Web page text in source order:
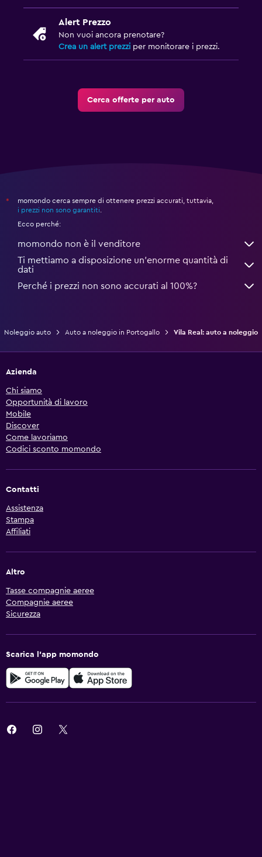
Alert Prezzo
Non vuoi ancora prenotare?
Crea un alert prezzi per monitorare i prezzi.
Cerca offerte per auto
*
momondo cerca sempre di ottenere prezzi accurati, tuttavia,
i prezzi non sono garantiti
Ecco perché:
momondo non è il venditore
Ti mettiamo a disposizione un’enorme quantità di
dati
Perché i prezzi non sono accurati al 100%?
Noleggio auto Auto a noleggio in Portogallo Vila Real: auto a noleggio
Azienda
Chi siamo
Opportunità di lavoro
Mobile
Discover
Come lavoriamo
Codici sconto momondo
Contatti
Assistenza
Stampa
Affiliati
Altro
Tasse compagnie aeree
Compagnie aeree
Sicurezza
Scarica l'app momondo